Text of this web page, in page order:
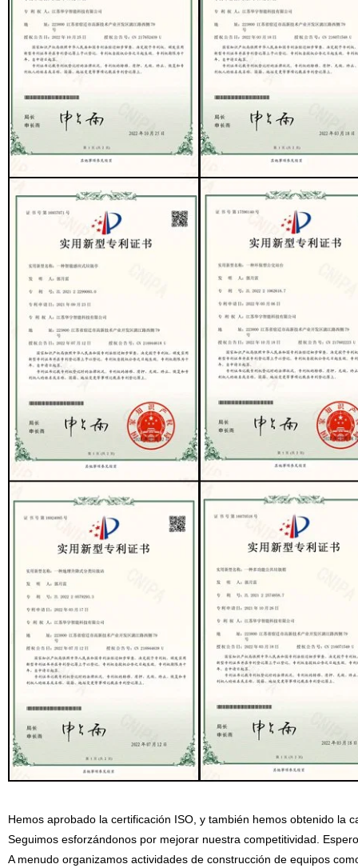
Hemos aprobado la certificación ISO, y también hemos obtenido la
Seguimos esforzándonos por mejorar nuestra competitividad.
A menudo organizamos actividades de construcción de equipos